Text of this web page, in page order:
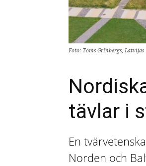
Foto: Toms Grīnbergs,
tävlar i
En
Norden och